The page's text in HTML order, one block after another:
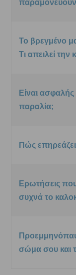
παραμονεύουν
Το βρεγμένο
Τι απειλεί την
Είναι
παραλία;
Πώς
Ερωτήσεις
συχνά το
σώμα σου και